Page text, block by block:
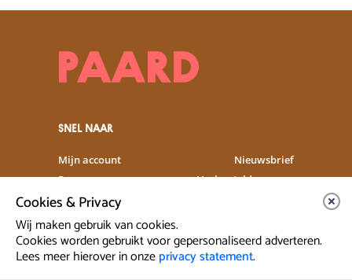
SNEL NAAR
Mijn account
Nieuwsbrief
Programma
Veelgestelde vragen
Partners & Sponsoren
Artiesten info
Cookies & Privacy
Wij maken gebruik van cookies.
Cookies worden gebruikt voor gepersonaliseerd adverteren.
Lees meer hierover in onzeprivacy statement.